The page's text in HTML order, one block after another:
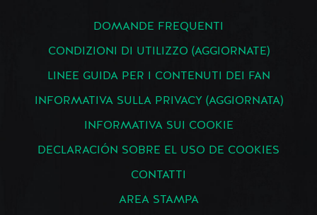
DOMANDE FREQUENTI
CONDIZIONI DI UTILIZZO (AGGIORNATE)
LINEE GUIDA PER I CONTENUTI DEI FAN
INFORMATIVA SULLA PRIVACY (AGGIORNATA)
INFORMATIVA SUI COOKIE
DECLARACIÓN SOBRE EL USO DE COOKIES
CONTATTI
AREA STAMPA